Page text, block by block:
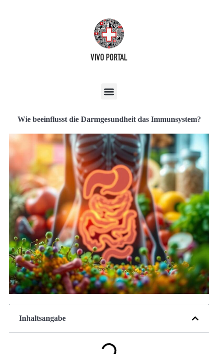
Wie beeinflusst die Darmgesundheit das Immunsystem?
Inhaltsangabe